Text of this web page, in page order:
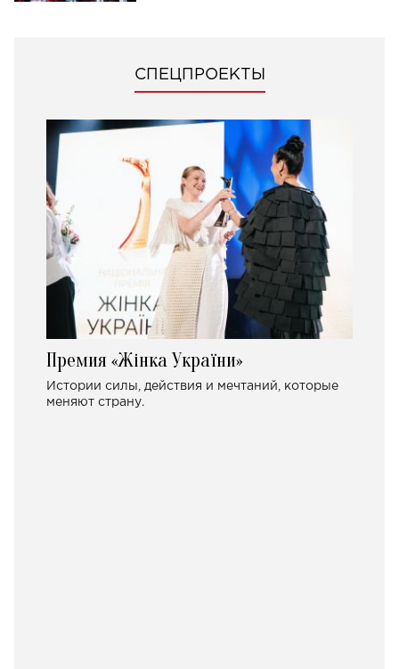
СПЕЦПРОЕКТЫ
Премия «Жінка України»
Истории силы, действия и мечтаний, которые
меняют страну.